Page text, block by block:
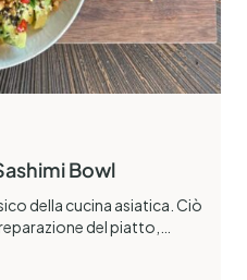
Bowl
della cucina asiatica. Ciò
del piatto,…